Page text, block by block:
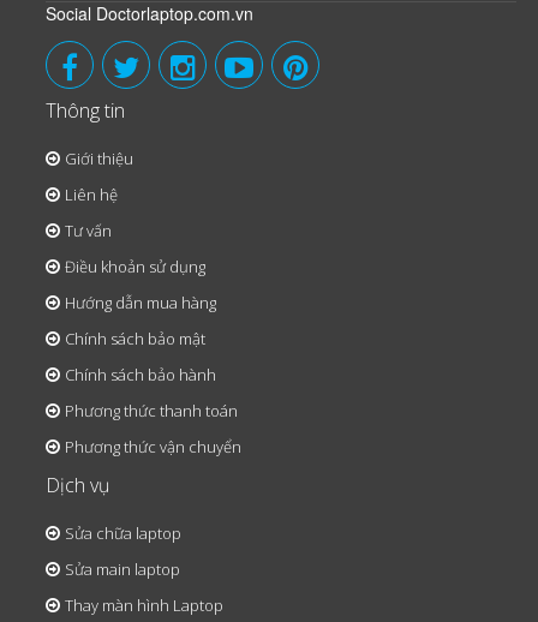
Social Doctorlaptop.com.vn
Thông tin
Giới thiệu
Liên hệ
Tư vấn
Điều khoản sử dụng
Hướng dẫn mua hàng
Chính sách bảo mật
Chính sách bảo hành
Phương thức thanh toán
Phương thức vận chuyển
Dịch vụ
Sửa chữa laptop
Sửa main laptop
Thay màn hình Laptop